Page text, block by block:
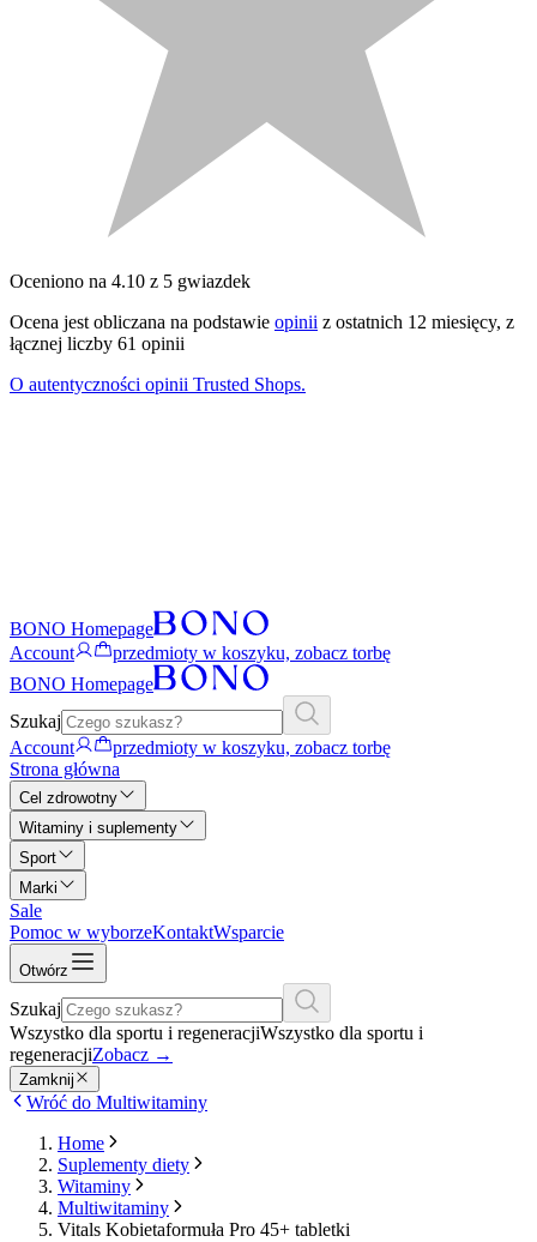
Oceniono na 4.10 z 5 gwiazdek
Ocena jest obliczana na podstawie opinii z ostatnich 12 miesięcy, z
łącznej liczby 61 opinii
O autentyczności opinii Trusted Shops.
BONO Homepage
Account
przedmioty w koszyku, zobacz torbę
BONO Homepage
Szukaj
Account
przedmioty w koszyku, zobacz torbę
Strona główna
Cel zdrowotny
Witaminy i suplementy
Sport
Marki
Sale
Pomoc w wyborzeKontaktWsparcie
Otwórz
Szukaj
Wszystko dla sportu i regeneracjiWszystko dla sportu i
regeneracjiZobacz →
Zamknij
Wróć do Multiwitaminy
Home
Suplementy diety
Witaminy
Multiwitaminy
Vitals Kobietaformuła Pro 45+ tabletki